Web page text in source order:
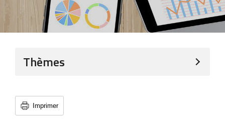
Thèmes
Imprimer